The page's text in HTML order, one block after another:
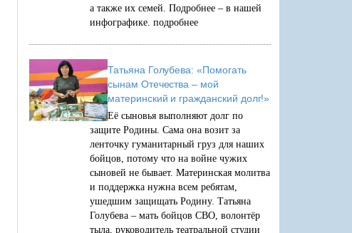
а также их семей. Подробнее – в нашей
инфографике. подробнее
Татьяна Голубева: «Помогать
сынам Отечества – мой
материнский и гражданский долг!»
Её сыновья выполняют долг по
защите Родины. Сама она возит за
ленточку гуманитарный груз для наших
бойцов, потому что на войне чужих
сыновей не бывает. Материнская молитва
и поддержка нужна всем ребятам,
ушедшим защищать Родину. Татьяна
Голубева – мать бойцов СВО, волонтёр
тыла, руководитель театральной студии